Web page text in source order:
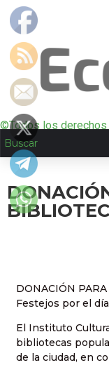
©Todos los
DONACIÓN
Festejos por el
El Instituto
bibliotecas
de la ciudad, en